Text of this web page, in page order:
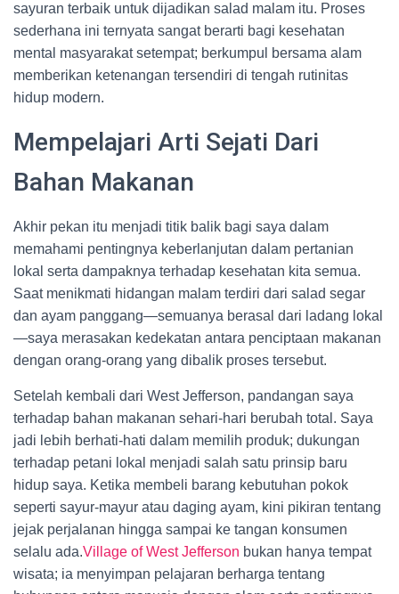
sayuran terbaik untuk dijadikan salad malam itu. Proses
sederhana ini ternyata sangat berarti bagi kesehatan
mental masyarakat setempat; berkumpul bersama alam
memberikan ketenangan tersendiri di tengah rutinitas
hidup modern.
Mempelajari Arti Sejati Dari
Bahan Makanan
Akhir pekan itu menjadi titik balik bagi saya dalam
memahami pentingnya keberlanjutan dalam pertanian
lokal serta dampaknya terhadap kesehatan kita semua.
Saat menikmati hidangan malam terdiri dari salad segar
dan ayam panggang—semuanya berasal dari ladang lokal
—saya merasakan kedekatan antara penciptaan makanan
dengan orang-orang yang dibalik proses tersebut.
Setelah kembali dari West Jefferson, pandangan saya
terhadap bahan makanan sehari-hari berubah total. Saya
jadi lebih berhati-hati dalam memilih produk; dukungan
terhadap petani lokal menjadi salah satu prinsip baru
hidup saya. Ketika membeli barang kebutuhan pokok
seperti sayur-mayur atau daging ayam, kini pikiran tentang
jejak perjalanan hingga sampai ke tangan konsumen
selalu ada.Village of West Jefferson bukan hanya tempat
wisata; ia menyimpan pelajaran berharga tentang